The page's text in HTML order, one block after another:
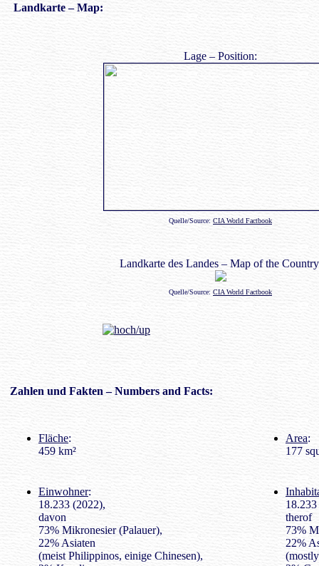
Landkarte– Map:
Lage – Position:
Quelle/Source: CIA World Factbook
Landkarte des Landes – Map of the
Quelle/Source: CIA World Factbook
Zahlen und Fakten – Numbers and Facts:
Fläche:
459 km²
Area:
177
Einwohner:
18.233 (2022),
davon
73% Mikronesier (Palauer),
22% Asiaten
(meist Philippinos, einige Chinesen),
therof
73%
22%